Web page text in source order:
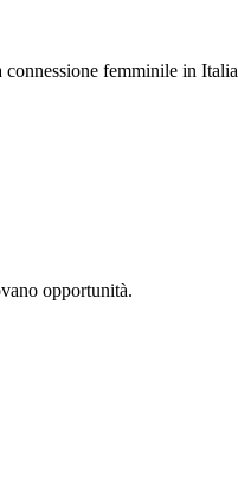
connessione femminile in
opportunità.